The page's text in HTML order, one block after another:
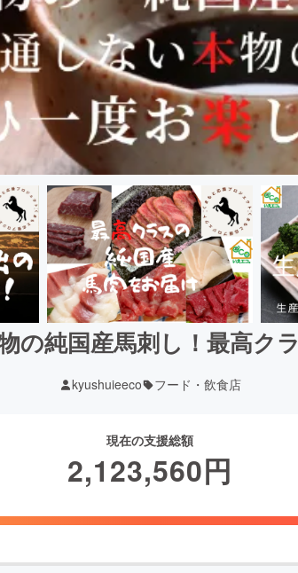
の純国産馬刺し！最高ク
kyushuieeco フード・飲食店
現在の支援総額
2,123,560円